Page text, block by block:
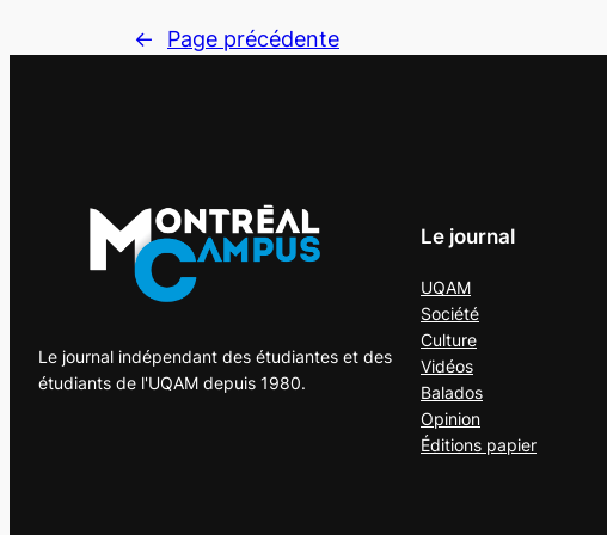
← Page précédente
Le journal indépendant des étudiantes et des
étudiants de l'UQAM depuis 1980.
Le journal
UQAM
Société
Culture
Vidéos
Balados
Opinion
Éditions papier